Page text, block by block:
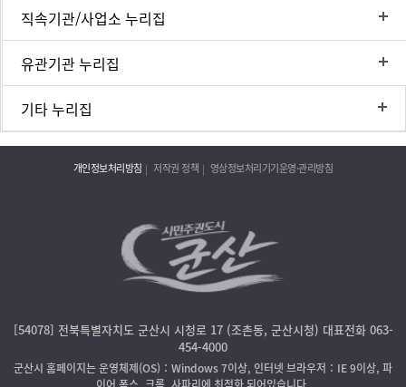
직속기관/사업소 누리집
유관기관 누리집
기타 누리집
개인정보처리방침 저작권 정책 영상정보처리기기운영·관리방침
[54078] 전북특별자치도 군산시 시청로 17 (조촌동, 군산시청) 대표전화 063-
454-4000
군산시 홈페이지는 운영체제(OS)：Windows 7이상, 인터넷 브라우저：IE 9이상, 파